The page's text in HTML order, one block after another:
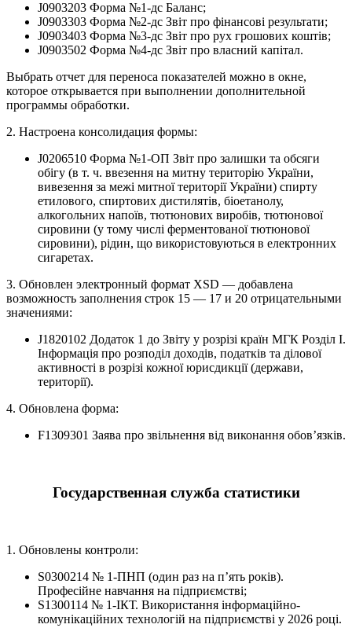
J0903203 Форма №1-дс Баланс;
J0903303 Форма №2-дс Звіт про фінансові результати;
J0903403 Форма №3-дс Звіт про рух грошових коштів;
J0903502 Форма №4-дс Звіт про власний капітал.
Выбрать отчет для переноса показателей можно в окне,
которое открывается при выполнении дополнительной
программы обработки.
2. Настроена консолидация формы:
J0206510 Форма №1-ОП Звіт про залишки та обсяги
обігу (в т. ч. ввезення на митну територію України,
вивезення за межі митної території України) спирту
етилового, спиртових дистилятів, біоетанолу,
алкогольних напоїв, тютюнових виробів, тютюнової
сировини (у тому числі ферментованої тютюнової
сировини), рідин, що використовуються в електронних
сигаретах.
3. Обновлен электронный формат XSD — добавлена
возможность заполнения строк 15 — 17 и 20 отрицательными
значениями:
J1820102 Додаток 1 до Звіту у розрізі країн МГК Розділ I.
Інформація про розподіл доходів, податків та ділової
активності в розрізі кожної юрисдикції (держави,
території).
4. Обновлена форма:
F1309301 Заява про звільнення від виконання обов’язків.
Государственная служба статистики
1. Обновлены контроли:
S0300214 № 1-ПНП (один раз на п’ять років).
Професійне навчання на підприємстві;
S1300114 № 1-ІКТ. Використання інформаційно-
комунікаційних технологій на підприємстві у 2026 році.